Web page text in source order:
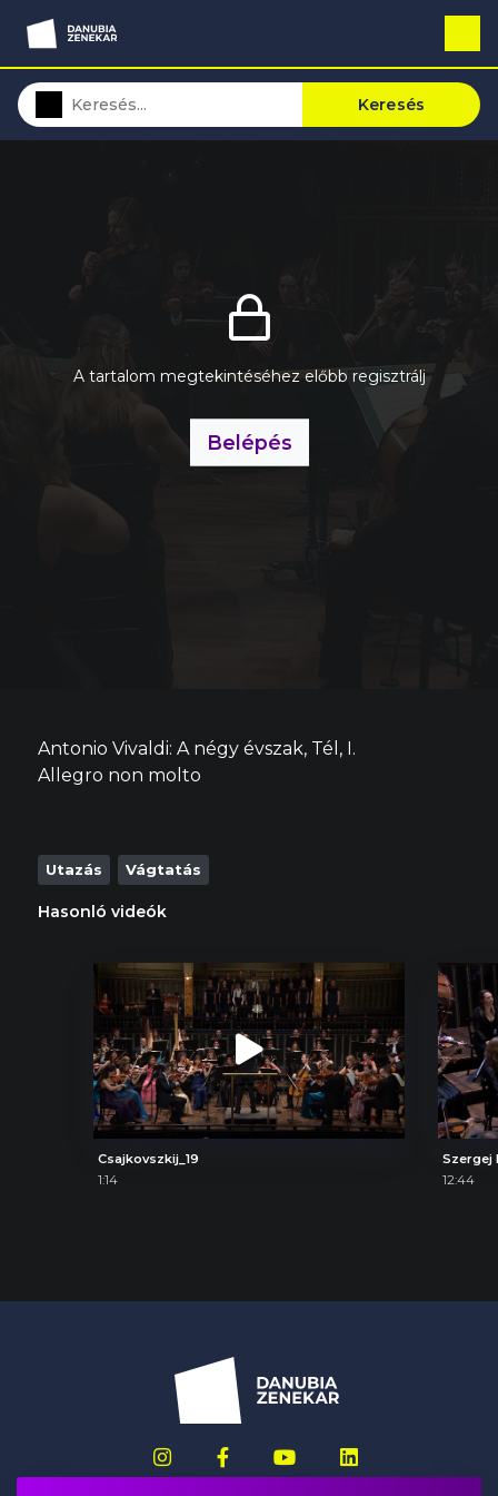
Keresés
A tartalom megtekintéséhez előbb regisztrálj
Belépés
Antonio Vivaldi: A négy évszak, Tél, I.
Allegro non molto
Utazás Vágtatás
Hasonló videók
Csajkovszkij_19
1:14
12:44